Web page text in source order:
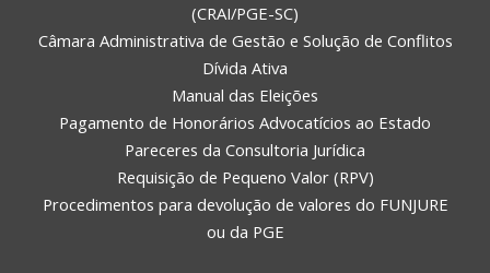
(CRAI/PGE-SC)
Câmara Administrativa de Gestão e Solução de Conflitos
Dívida Ativa
Manual das Eleições
Pagamento de Honorários Advocatícios ao Estado
Pareceres da Consultoria Jurídica
Requisição de Pequeno Valor (RPV)
Procedimentos para devolução de valores do FUNJURE
ou da PGE